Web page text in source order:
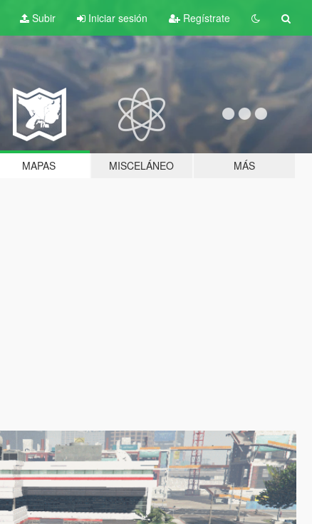
Subir Iniciar sesión Regístrate
MAPAS MISCELÁNEO MÁS